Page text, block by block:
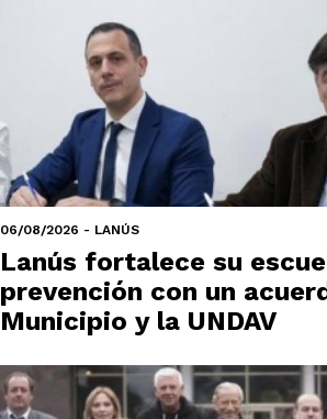
06/08/2026 - LANÚS
Lanús fortalece su
prevención con un
Municipio y la UNDAV